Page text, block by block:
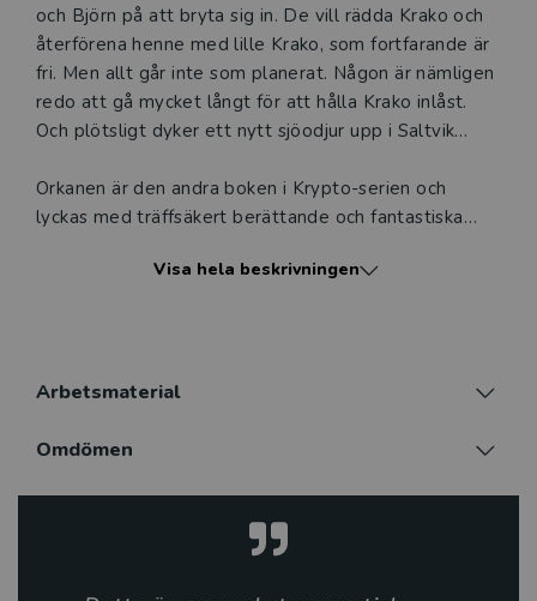
och Björn på att bryta sig in. De vill rädda Krako och
återförena henne med lille Krako, som fortfarande är
fri. Men allt går inte som planerat. Någon är nämligen
redo att gå mycket långt för att hålla Krako inlåst.
Och plötsligt dyker ett nytt sjöodjur upp i Saltvik…
Orkanen är den andra boken i Krypto-serien och
lyckas med träffsäkert berättande och fantastiska
havsmonster, vänskap och mystik resulterar detta i
ungdomslitteratur, är skriven och illustrerad av Hans
Jørgen Sandnes. Han hanterar serieberättandets
Visa hela beskrivningen
Arbetsmaterial
Omdömen